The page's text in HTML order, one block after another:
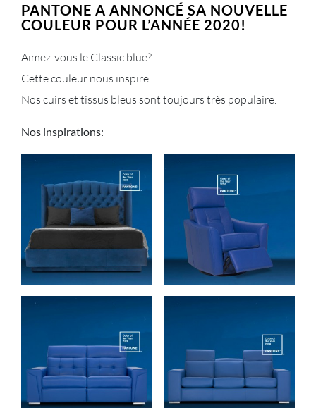
PANTONE A ANNONCÉ SA NOUVELLE
COULEUR POUR L’ANNÉE 2020!
Aimez-vous le Classic blue?
Cette couleur nous inspire.
Nos cuirs et tissus bleus sont toujours très populaire.
Nos inspirations: